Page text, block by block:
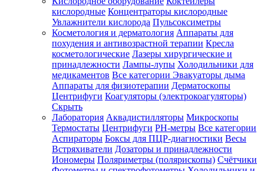
кислородные Концентраторы кислородные
Увлажнители кислорода Пульсоксиметры
Косметология и дерматология Аппараты для
похудения и антивозрастной терапии Кресла
косметологические Лазеры хирургические и
принадлежности Лампы-лупы Холодильники для
медикаментов Все категории Эвакуаторы дыма
Аппараты для физиотерапии Дерматоскопы
Центрифуги Коагуляторы (электрокоагуляторы)
Скрыть
Лаборатория Аквадистилляторы Микроскопы
Термостаты Центрифуги PH-метры Все категории
Аспираторы Боксы для ПЦР-диагностики Весы
Встряхиватели Дозаторы и принадлежности
Иономеры Поляриметры (полярископы) Счётчики